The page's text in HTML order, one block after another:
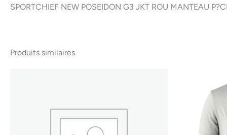
SPORTCHIEF NEW POSEIDON G3 JKT ROU MANTEAU
Produits similaires